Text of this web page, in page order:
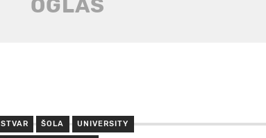
STVAR ŠOLA UNIVERSITY